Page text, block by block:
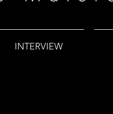
INTERVIEW